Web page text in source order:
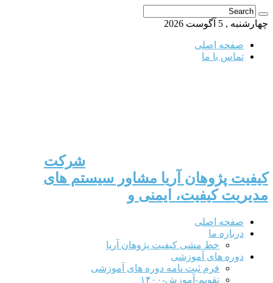
چهارشنبه , 5 آگوست 2026
صفحه اصلی
تماس با ما
شرکت
کیفیت پژوهان آریا مشاور سیستم های
مدیریت کیفیت، ایمنی و
صفحه اصلی
درباره ما
خط مشی کیفیت پژوهان آریا
دوره های آموزشی
فرم ثبت نامه دوره های آموزشی
تقویم-آموزش-۱۴۰۰